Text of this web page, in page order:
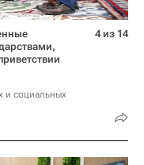
и социальных
4 из 14